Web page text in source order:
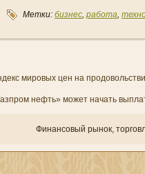
Метки: бизнес, работа,
мировых цен на
нефть» может начать
Финансовый рынок,